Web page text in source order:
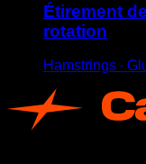
Étirement
rotation
Hamstrings ∙